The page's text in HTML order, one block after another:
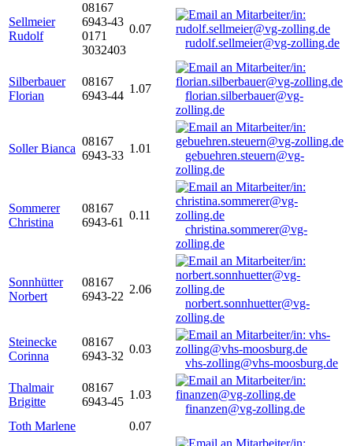
Sellmeier
Rudolf
08167
6943-43
0171
3032403
0.07
rudolf.sellmeier@vg-zolling.de
Silberbauer
Florian
08167
6943-44
1.07
florian.silberbauer@vg-
zolling.de
Soller Bianca
08167
6943-33
1.01
gebuehren.steuern@vg-
zolling.de
Sommerer
Christina
08167
6943-61
0.11
christina.sommerer@vg-
zolling.de
Sonnhütter
Norbert
08167
6943-22
2.06
norbert.sonnhuetter@vg-
zolling.de
Steinecke
Corinna
08167
6943-32
0.03
vhs-zolling@vhs-moosburg.de
Thalmair
Brigitte
08167
6943-45
1.03
finanzen@vg-zolling.de
Toth Marlene
0.07